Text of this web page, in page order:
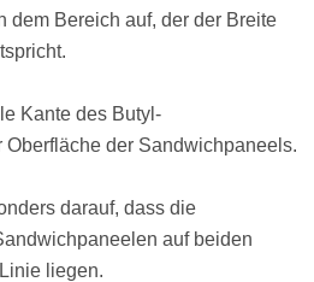
dem Bereich auf, der der Breite
Kante des Butyl-
Oberfläche der Sandwichpaneels.
darauf, dass die
auf beiden
liegen.